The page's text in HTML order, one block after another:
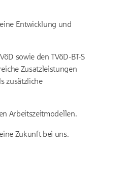
Entwicklung und
sowie den TVöD-BT-S
Zusatzleistungen
zusätzliche
Arbeitszeitmodellen.
Zukunft bei uns.